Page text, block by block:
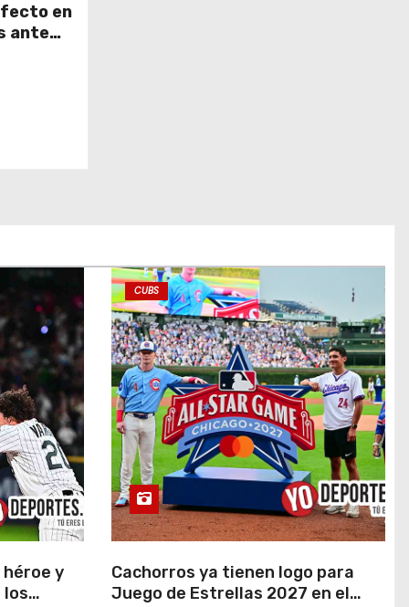
en
ante
héroe y
los
CUBS
Cachorros ya tienen logo para
Juego de Estrellas 2027 en el